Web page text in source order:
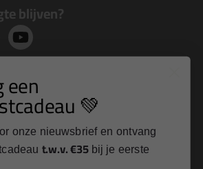
blijven?
deals rechtstreeks in je
Inschrijven
💚
onze nieuwsbrief en ontvang
t.w.v. €35 bij je eerste